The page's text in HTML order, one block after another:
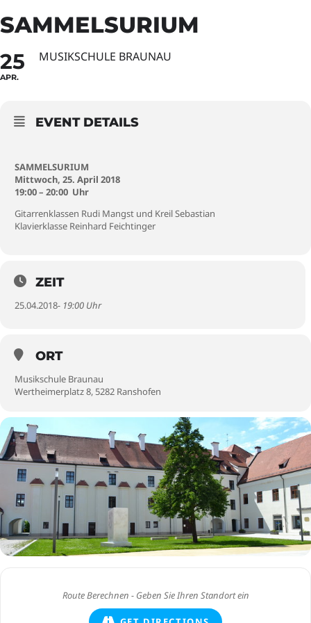
SAMMELSURIUM
25
APR.
MUSIKSCHULE BRAUNAU
EVENT DETAILS
SAMMELSURIUM
Mittwoch, 25. April 2018
19:00 – 20:00 Uhr
Gitarrenklassen Rudi Mangst und Kreil Sebastian
Klavierklasse Reinhard Feichtinger
ZEIT
25.04.2018- 19:00 Uhr
ORT
Musikschule Braunau
Wertheimerplatz 8, 5282 Ranshofen